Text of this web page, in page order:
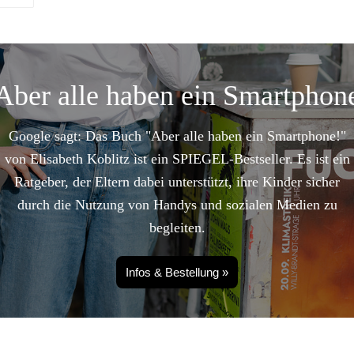
alle haben ein
Google sagt: Das Buch "Aber alle haben ein Smartphone!"
von Elisabeth Koblitz ist ein SPIEGEL-Bestseller. Es ist ein
Ratgeber, der Eltern dabei unterstützt, ihre Kinder sicher
durch die Nutzung von Handys und sozialen Medien zu
begleiten.
Infos & Bestellung »